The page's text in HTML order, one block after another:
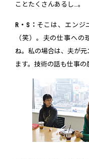
ことたくさんあるし…。
R・S： そこは、エンジ
（笑）。夫の仕事へ
ね。私の場合は、夫が元
ます。技術の話も仕事の